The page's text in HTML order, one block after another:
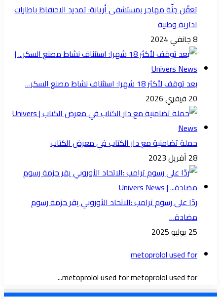
تعفّن جثّة مهاجر بمستشفى أريانة: تمديد الاحتفاظ باطارات
ادارية وطبية
8 جانفي 2024
بعد توقف لأكثر 18 شهرا: استئناف نشاط مصنع السكر…
20 فيفري 2026
حملة تضامنية مع دار الكتاب في معرض الكتاب
28 أفريل 2023
ردّا على رسوم ترامب :الاتحاد الأوروبي يقر حزمة رسوم
مضادة…
25 يوليو 2025
metoprolol used for
metoprolol used for metoprolol used for...